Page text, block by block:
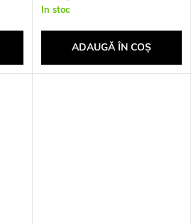
In stoc
ADAUGĂ ÎN COŞ